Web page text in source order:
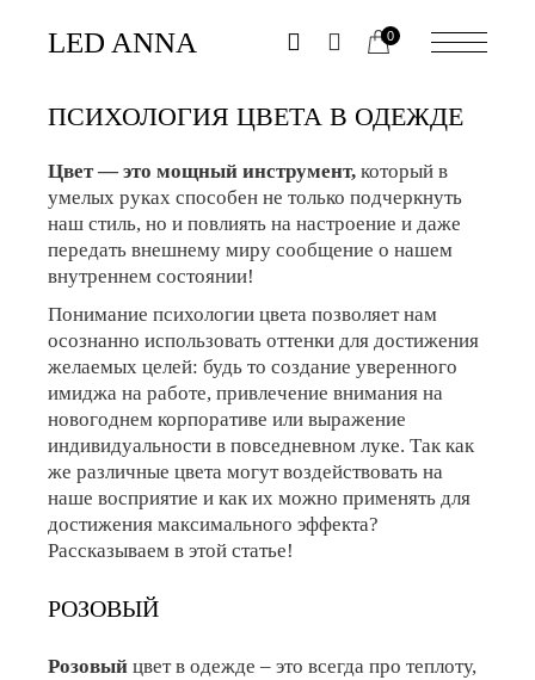
LED ANNA 0
ПСИХОЛОГИЯ ЦВЕТА В ОДЕЖДЕ
Цвет — это мощный инструмент, который в
умелых руках способен не только подчеркнуть
наш стиль, но и повлиять на настроение и даже
передать внешнему миру сообщение о нашем
внутреннем состоянии!
Понимание психологии цвета позволяет нам
осознанно использовать оттенки для достижения
желаемых целей: будь то создание уверенного
имиджа на работе, привлечение внимания на
новогоднем корпоративе или выражение
индивидуальности в повседневном луке. Так как
же различные цвета могут воздействовать на
наше восприятие и как их можно применять для
достижения максимального эффекта?
Рассказываем в этой статье!
РОЗОВЫЙ
Розовый цвет в одежде – это всегда про теплоту,